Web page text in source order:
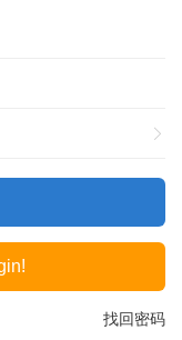
找回密码